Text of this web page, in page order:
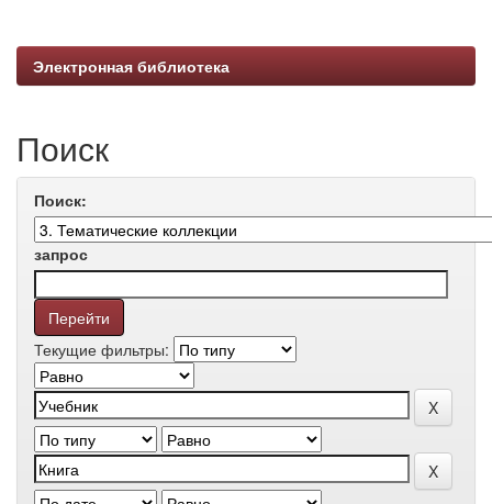
Электронная библиотека
Поиск
Поиск:
запрос
Текущие фильтры: